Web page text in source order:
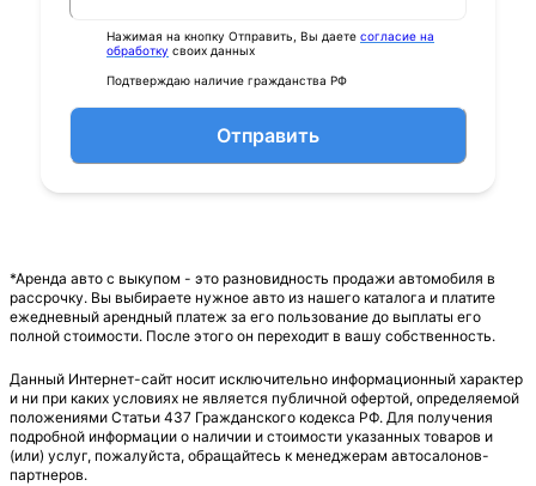
Нажимая на кнопку Отправить, Вы даете согласие на
обработку своих данных
Подтверждаю наличие гражданства РФ
Отправить
*Аренда авто с выкупом - это разновидность продажи автомобиля в
рассрочку. Вы выбираете нужное авто из нашего каталога и платите
ежедневный арендный платеж за его пользование до выплаты его
полной стоимости. После этого он переходит в вашу собственность.
Данный Интернет-сайт носит исключительно информационный характер
и ни при каких условиях не является публичной офертой, определяемой
положениями Статьи 437 Гражданского кодекса РФ. Для получения
подробной информации о наличии и стоимости указанных товаров и
(или) услуг, пожалуйста, обращайтесь к менеджерам автосалонов-
партнеров.